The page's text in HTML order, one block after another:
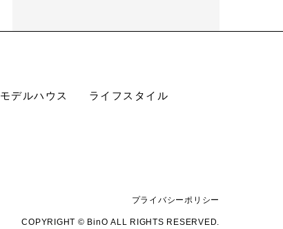
モデルハウス ライフスタイル
プライバシーポリシー
COPYRIGHT © BinO ALL RIGHTS RESERVED.